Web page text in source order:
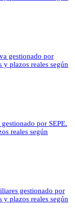
gestionado por
y plazos reales según
por SEPE.
reales según
gestionado por
y plazos reales según